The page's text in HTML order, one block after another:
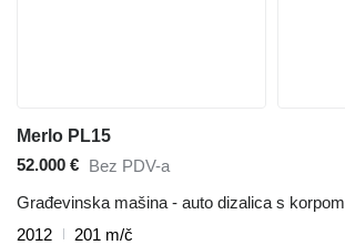
Merlo PL15
52.000 € Bez PDV-a
Građevinska mašina - auto dizalica s korpom
2012
201 m/č